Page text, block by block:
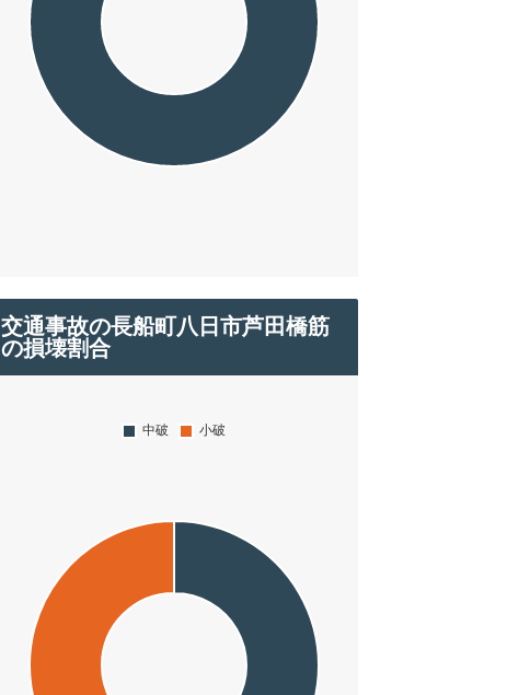
交通事故の長船町八日市芦田橋筋
の損壊割合